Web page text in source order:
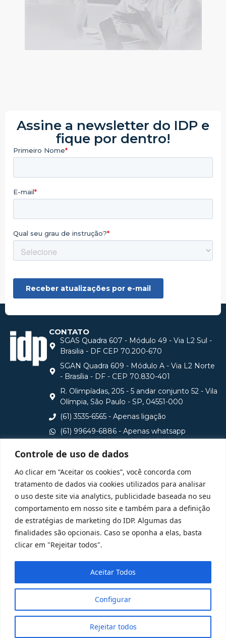
Controle de uso de dados
Ao clicar em “Aceitar os cookies”, você concorda com
tratamento de dados via cookies utilizados para analisar
o uso deste site via analytics, publicidade baseada no seu
comportamento em nosso site e também para a definição
de estratégias de marketing do IDP. Algumas das
finalidades são opcionais. Caso se oponha a elas, basta
clicar em "Rejeitar todos".
Configurar
Rejeitar todos
Aceitar Todos
Assine a newsletter do IDP e
fique por dentro!
CONTATO
SGAS Quadra 607 - Módulo 49 - Via L2 Sul -
Brasilia - DF CEP 70.200-670
SGAN Quadra 609 - Módulo A - Via L2 Norte
- Brasília - DF - CEP 70.830-401
R. Olimpíadas, 205 - 5 andar conjunto 52 - Vila
Olímpia, São Paulo - SP, 04551-000
(61) 3535-6565 - Apenas ligação
(61) 99649-6886 - Apenas whatsapp
Consulte aqui o cadastro da Instituição no Sistema e-
MEC
@ 2025 Todos Direitos Reservados